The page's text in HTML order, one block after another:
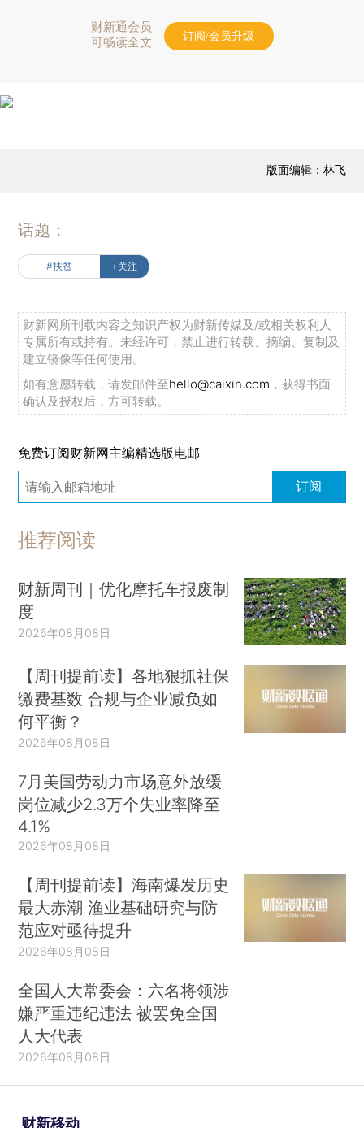
财新通会员
可畅读全文
订阅/会员升级
版面编辑：林飞
话题：
#扶贫 +关注
财新网所刊载内容之知识产权为财新传媒及/或相关权利人
专属所有或持有。未经许可，禁止进行转载、摘编、复制及
建立镜像等任何使用。
如有意愿转载，请发邮件至hello@caixin.com ，获得书面
确认及授权后，方可转载。
免费订阅财新网主编精选版电邮
订阅
推荐阅读
财新周刊｜优化摩托车报废制
度
2026年08月08日
【周刊提前读】各地狠抓社保
缴费基数 合规与企业减负如
何平衡？
2026年08月08日
7月美国劳动力市场意外放缓
岗位减少2.3万个失业率降至
4.1%
2026年08月08日
【周刊提前读】海南爆发历史
最大赤潮 渔业基础研究与防
范应对亟待提升
2026年08月08日
全国人大常委会：六名将领涉
嫌严重违纪违法 被罢免全国
人大代表
2026年08月08日
财新移动